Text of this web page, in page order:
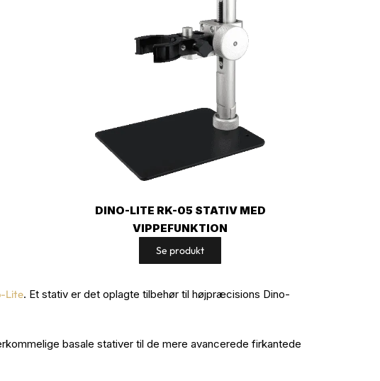
DINO-LITE RK-05 STATIV MED
VIPPEFUNKTION
Se produkt
Lite. Et stativ er det oplagte tilbehør til højpræcisions Dino-
basale stativer til de mere avancerede firkantede